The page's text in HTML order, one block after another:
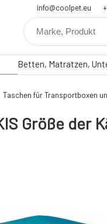
info@coolpet.eu
Betten, Matratzen,
Taschen für Transportboxen
Größe der